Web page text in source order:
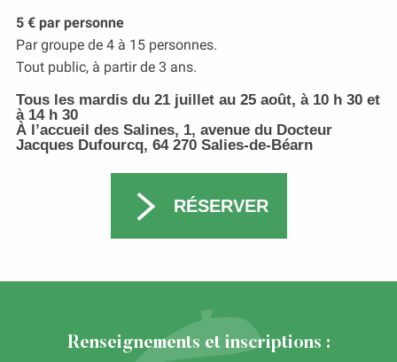
5 € par personne
Par groupe de 4 à 15 personnes.
Tout public, à partir de 3 ans.
Tous les mardis du 21 juillet au 25 août, à 10 h 30 et
à 14 h 30
À l’accueil des Salines, 1, avenue du Docteur
Jacques Dufourcq, 64 270 Salies-de-Béarn
RÉSERVER
Renseignements et inscriptions :